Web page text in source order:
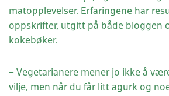
matopplevelser. Erfaringene har
oppskrifter, utgitt på både bloggen
kokebøker.
– Vegetarianere mener jo ikke å
vilje, men når du får litt agurk og